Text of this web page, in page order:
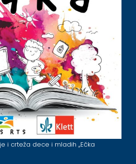
i crteža dece i mladih ,,Ečka